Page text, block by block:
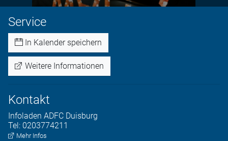
Service
In Kalender speichern
Weitere Informationen
Kontakt
Infoladen ADFC Duisburg
Tel: 0203774211
Mehr Infos